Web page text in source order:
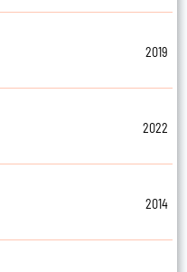
2019
2022
2014